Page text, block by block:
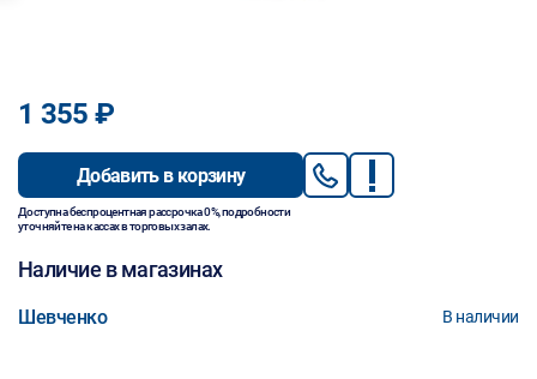
1 355 ₽
Добавить в корзину
Доступна беспроцентная рассрочка 0%, подробности
уточняйте на кассах в торговых залах.
Наличие в магазинах
Шевченко В наличии